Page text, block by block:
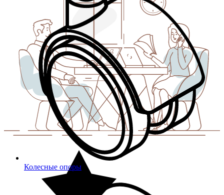
Колесные опоры